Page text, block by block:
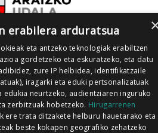
erabilera arduratsua
eta antzeko teknologiak erabiltzen
gordetzeko eta eskuratzeko, eta datu
zure IP helbidea, identifikatzaile
iragarki eta eduki pertsonalizatuak
edukia neurtzeko, audientziaren inguruko
zerbitzuak hobetzeko. Hirugarrenen
ere trata ditzakete helburu hauetarako eta
beste kokapen geografiko zehatzeko